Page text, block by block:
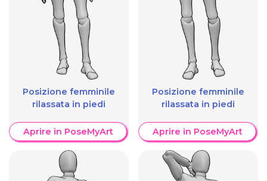
Posizione femminile
rilassata in piedi
Aprire in PoseMyArt
Posizione femminile
rilassata in piedi
Aprire in PoseMyArt